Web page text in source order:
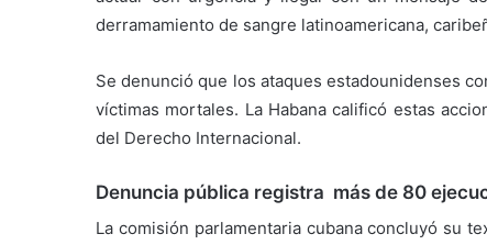
derramamiento de sangre latinoamericana,
Se denunció que los ataques estadounidenses
víctimas mortales. La Habana calificó estas
del Derecho Internacional.
Denuncia pública registra más de 80
La comisión parlamentaria cubana concluyó su